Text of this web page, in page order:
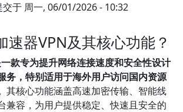
交于 周一, 06/01/2026 - 10:32
速器VPN及其核心功能？
款专为提升网络连接速度和安全性设计
务，特别适用于海外用户访问国内资源
其核心功能涵盖高速加密传输、智能线
兼容，为用户提供稳定、快速且安全的